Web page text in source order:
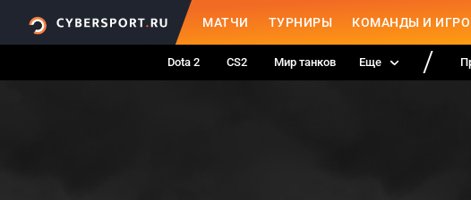
МАТЧИ ТУРНИРЫ КОМАНДЫ И
Dota 2 CS2 Мир танков Еще